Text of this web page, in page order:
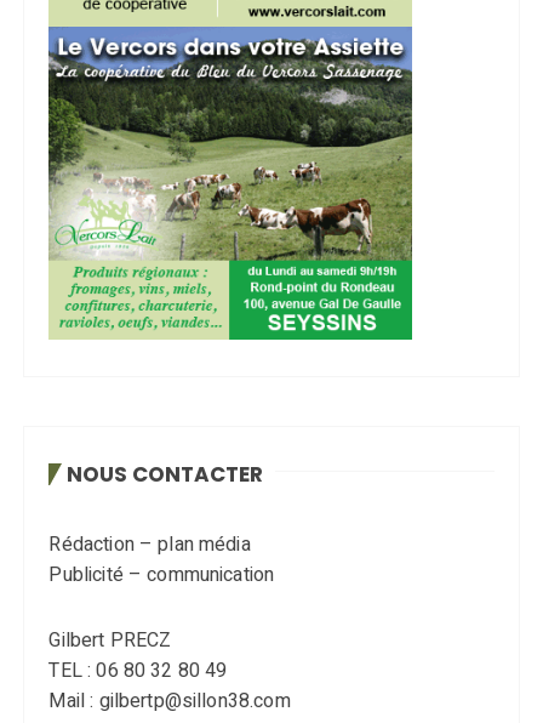
NOUS CONTACTER
Rédaction – plan média
Publicité – communication
Gilbert PRECZ
TEL : 06 80 32 80 49
Mail : gilbertp@sillon38.com